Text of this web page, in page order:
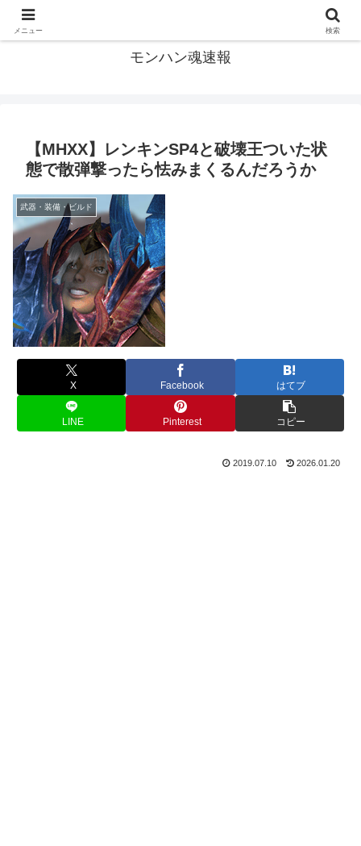
モンハン魂速報
【MHXX】レンキンSP4と破壊王ついた状
態で散弾撃ったら怯みまくるんだろうか
武器・装備・ビルド
X Facebook はてブ
LINE Pinterest コピー
2019.07.10 2026.01.20
メニュー 検索